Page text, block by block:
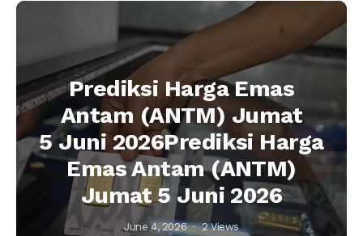
Prediksi Harga Emas
Antam (ANTM) Jumat
5 Juni 2026Prediksi Harga
Emas Antam (ANTM)
Jumat 5 Juni 2026
June 4, 2026 2 Views